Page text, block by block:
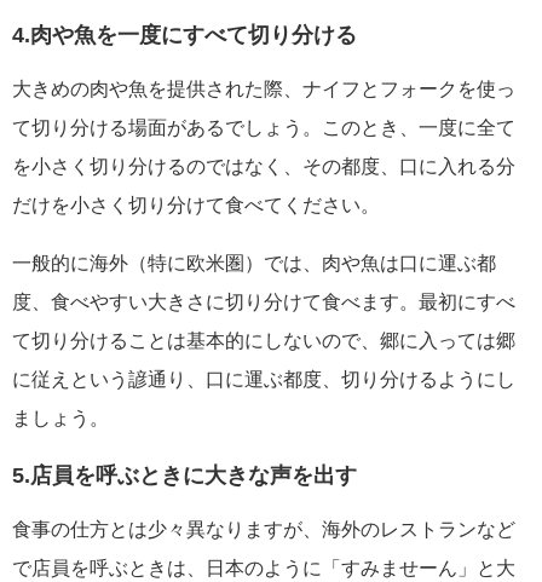
4.肉や魚を一度にすべて切り分ける
大きめの肉や魚を提供された際、ナイフとフォークを使っ
て切り分ける場面があるでしょう。このとき、一度に全て
を小さく切り分けるのではなく、その都度、口に入れる分
だけを小さく切り分けて食べてください。
一般的に海外（特に欧米圏）では、肉や魚は口に運ぶ都
度、食べやすい大きさに切り分けて食べます。最初にすべ
て切り分けることは基本的にしないので、郷に入っては郷
に従えという諺通り、口に運ぶ都度、切り分けるようにし
ましょう。
5.店員を呼ぶときに大きな声を出す
食事の仕方とは少々異なりますが、海外のレストランなど
で店員を呼ぶときは、日本のように「すみませーん」と大